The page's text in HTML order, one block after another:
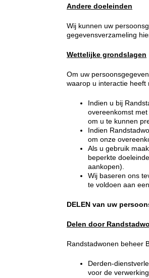
Andere doeleinden
Wij kunnen uw
gegevensverzameling
Wettelijke grondslagen
Om uw
waarop u interactie heeft
Indien u bij
overeenkomst
om u te kunnen
Indien
om onze
Als u gebruik
beperkte
aankopen).
Wij baseren ons
te voldoen aan
DELEN van uw
Delen door
Randstadwonen beheer
Derden-
voor de